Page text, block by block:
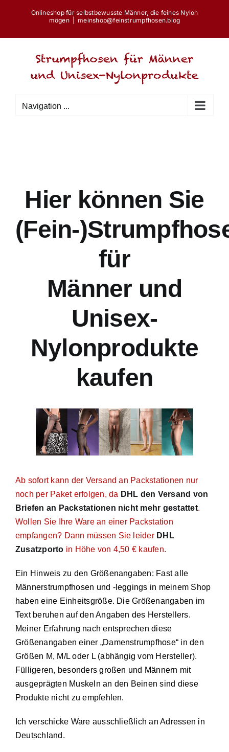
Onlineshop für selbstbewusste Männer, die feines Nylon
mögen
meinshop@feinstrumpfhosen.blog
Navigation ...
Hier können Sie
(Fein-
für
Männer und
Unisex-
Nylonprodukte
kaufen
Ab sofort kann der Versand an Packstationen nur
noch per Paket erfolgen, da DHL den Versand von
Briefen an Packstationen nicht mehr gestattet.
Wollen Sie Ihre Ware an einer Packstation
empfangen? Dann müssen Sie leider DHL
Zusatzporto in Höhe von 4,50 € kaufen.
Ein Hinweis zu den Größenangaben: Fast alle
Männerstrumpfhosen und -leggings in meinem Shop
haben eine Einheitsgröße. Die Größenangaben im
Text beruhen auf den Angaben des Herstellers.
Meiner Erfahrung nach entsprechen diese
Größenangaben einer „Damenstrumpfhose“ in den
Größen M, M/L oder L (abhängig vom Hersteller).
Fülligeren, besonders großen und Männern mit
ausgeprägten Muskeln an den Beinen sind diese
Produkte nicht zu empfehlen.
Ich verschicke Ware ausschließlich an Adressen in
Deutschland.